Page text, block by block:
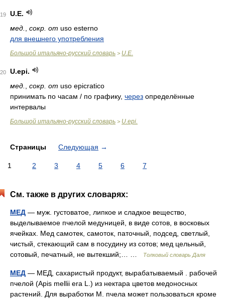
19
U.E.
мед.
сокр. от uso esterno
для внешнего употребления
Большой итальяно-русский словарь > U.E.
20
U.epi.
мед.
сокр. от uso epicratico
принимать по часам / по графику, через определённые
интервалы
Большой итальяно-русский словарь > U.epi.
Страницы Следующая →
1 2 3 4 5 6 7
См. также в других словарях:
МЕД — муж. густоватое, липкое и сладкое вещество,
выделываемое пчелой медуницей, в виде сотов, в восковых
ячейках. Мед самотек, самоток, паточный, подсед, светлый,
чистый, стекающий сам в посудину из сотов; мед цельный,
сотовый, печатный, не вытекший;… …
Толковый словарь Даля
МЕД — МЕД, сахаристый продукт, вырабатываемый . рабочей
пчелой (Apis mellii era L.) из нектара цветов медоносных
растений. Для выработки М. пчела может пользоваться кроме